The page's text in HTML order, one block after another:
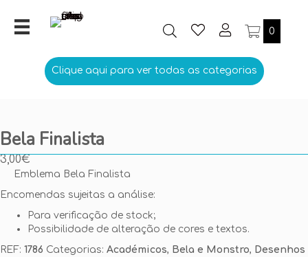
0
Clique aqui para ver todas as categorias
Bela Finalista
3,00€
Emblema Bela Finalista
Encomendas sujeitas a análise:
Para verificação de stock;
Possibilidade de alteração de cores e textos.
REF: 1786 Categorias: Académicos, Bela e Monstro, Desenhos